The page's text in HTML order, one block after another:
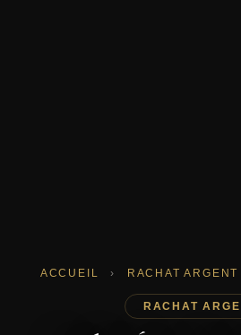
ACCUEIL › RACHAT ARGENT
RACHAT